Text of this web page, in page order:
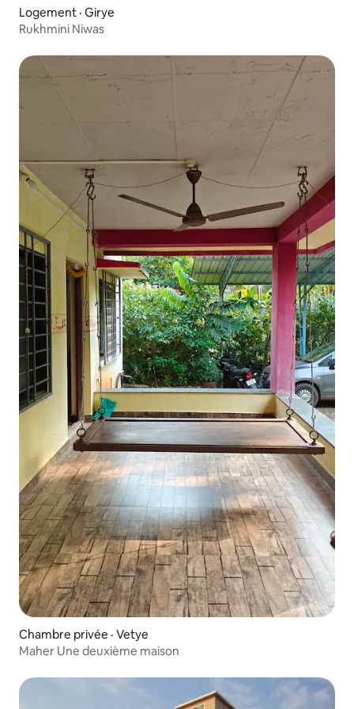
Logement · Girye
Rukhmini Niwas
Chambre privée · Vetye
Maher Une deuxième maison